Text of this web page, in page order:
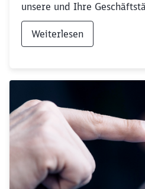
unsere und Ihre
Weiterlesen
Möchten Sie zu
werden?